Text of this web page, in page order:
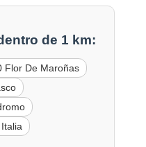
de 1 km:
Flor De Maroñas